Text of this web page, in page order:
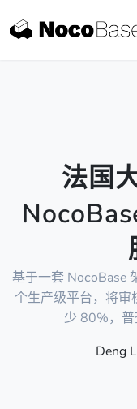
法国
基于一套 NocoBase
个生产级平台，将
少 80%，普
Deng